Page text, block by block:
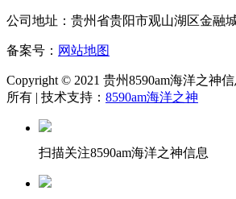
公司地址：贵州省贵阳市观山湖区金融
备案号： 网站地图
Copyright © 2021 贵州8590am海洋之神
所有 | 技术支持： 8590am海洋之神
扫描关注8590am海洋之神信息